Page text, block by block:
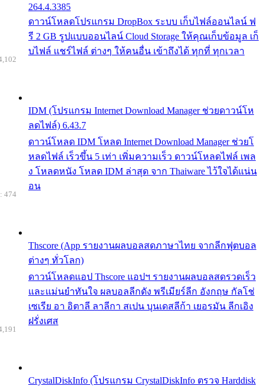
264.4.3385
ดาวน์โหลดโปรแกรม DropBox ระบบ เก็บไฟล์ออนไลน์ ฟ
รี 2 GB รูปแบบออนไลน์ Cloud Storage ให้คุณเก็บข้อมูล เก็
บไฟล์ แชร์ไฟล์ ต่างๆ ให้คนอื่น เข้าถึงได้ ทุกที่ ทุกเวลา
IDM (โปรแกรม Internet Download Manager ช่วยดาวน์โห
ลดไฟล์) 6.43.7
ดาวน์โหลด IDM โหลด Internet Download Manager ช่วยโ
หลดไฟล์ เร็วขึ้น 5 เท่า เพิ่มความเร็ว ดาวน์โหลดไฟล์ เพล
ง โหลดหนัง โหลด IDM ล่าสุด จาก Thaiware ไว้ใจได้แน่น
อน
Thscore (App รายงานผลบอลสดภาษาไทย จากลีกฟุตบอล
ต่างๆ ทั่วโลก)
ดาวน์โหลดแอป Thscore แอปฯ รายงานผลบอลสดรวดเร็ว
และแม่นยำทันใจ ผลบอลลีกดัง พรีเมียร์ลีก อังกฤษ กัลโช่
เซเรีย อา อิตาลี ลาลีกา สเปน บุนเดสลีก้า เยอรมัน ลีกเอิง
ฝรั่งเศส
474
CrystalDiskInfo (โปรแกรม CrystalDiskInfo ตรวจ Harddisk